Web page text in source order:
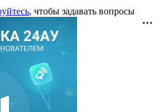
, чтобы задавать вопросы